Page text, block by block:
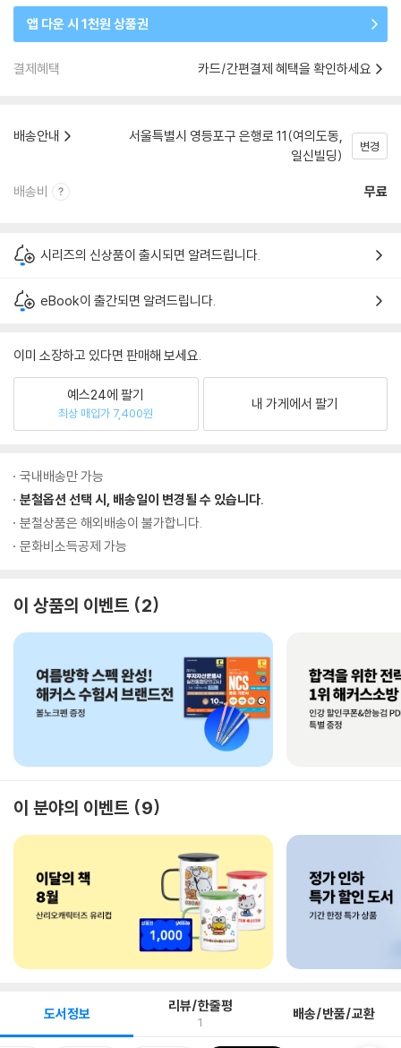
앱 다운 시 1천원 상품권
결제혜택 카드/간편결제 혜택을 확인하세요
배송안내
서울특별시 영등포구 은행로 11(여의도동,
일신빌딩)
변경
배송비 무료
시리즈의 신상품이 출시되면 알려드립니다.
eBook이 출간되면 알려드립니다.
이미 소장하고 있다면 판매해 보세요.
예스24에 팔기
최상 매입가 7,400원
내 가게에서 팔기
국내배송만 가능
분철옵션 선택 시, 배송일이 변경될 수 있습니다.
분철상품은 해외배송이 불가합니다.
문화비소득공제 가능
이 상품의 이벤트 2
이 분야의 이벤트 9
도서정보 리뷰/한줄평
1 배송/반품/교환